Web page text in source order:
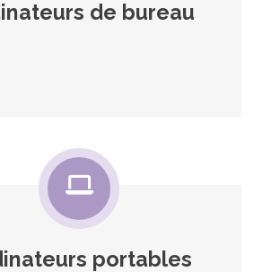
de bureau
portables